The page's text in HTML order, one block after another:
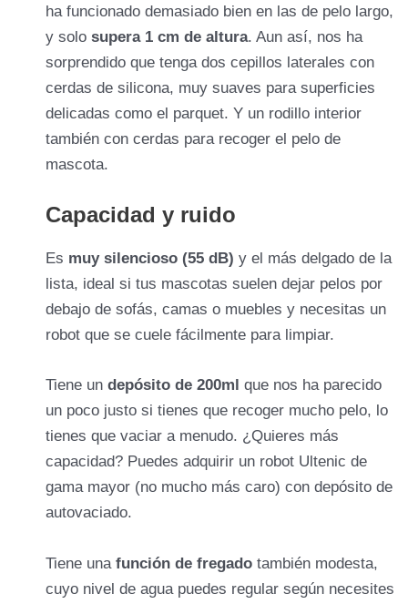
ha funcionado demasiado bien en las de pelo largo,
y solo supera 1 cm de altura. Aun así, nos ha
sorprendido que tenga dos cepillos laterales con
cerdas de silicona, muy suaves para superficies
delicadas como el parquet. Y un rodillo interior
también con cerdas para recoger el pelo de
mascota.
Capacidad y ruido
Es muy silencioso (55 dB) y el más delgado de la
lista, ideal si tus mascotas suelen dejar pelos por
debajo de sofás, camas o muebles y necesitas un
robot que se cuele fácilmente para limpiar.
Tiene un depósito de 200ml que nos ha parecido
un poco justo si tienes que recoger mucho pelo, lo
tienes que vaciar a menudo. ¿Quieres más
capacidad? Puedes adquirir un robot Ultenic de
gama mayor (no mucho más caro) con depósito de
autovaciado.
Tiene una función de fregado también modesta,
cuyo nivel de agua puedes regular según necesites